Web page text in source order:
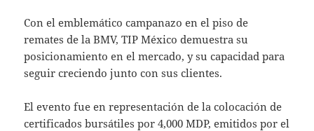
Con el emblemático campanazo en el piso de
remates de la BMV, TIP México demuestra su
posicionamiento en el mercado, y su capacidad para
seguir creciendo junto con sus clientes.
El evento fue en representación de la colocación de
certificados bursátiles por 4,000 MDP, emitidos por el